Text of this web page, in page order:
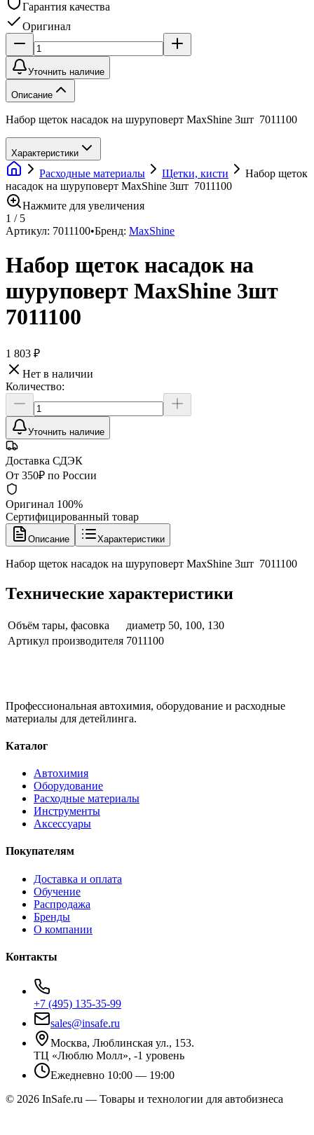
Гарантия качества
Оригинал
Уточнить наличие
Описание
Набор щеток насадок на шуруповерт MaxShine 3шт 7011100
Характеристики
Расходные материалы Щетки, кисти
Набор щеток
насадок на шуруповерт MaxShine 3шт 7011100
Нажмите для увеличения
1 / 5
Артикул: 7011100•Бренд: MaxShine
Набор щеток насадок на
шуруповерт MaxShine 3шт
7011100
1 803 ₽
Нет в наличии
Количество:
Уточнить наличие
Доставка СДЭК
От 350₽ по России
Оригинал 100%
Сертифицированный товар
Описание Характеристики
Набор щеток насадок на шуруповерт MaxShine 3шт 7011100
Технические характеристики
Объём тары, фасовка
диаметр 50, 100, 130
Артикул производителя 7011100
Профессиональная автохимия, оборудование и расходные
материалы для детейлинга.
Каталог
Автохимия
Оборудование
Расходные материалы
Инструменты
Аксессуары
Покупателям
Доставка и оплата
Обучение
Распродажа
Бренды
О компании
Контакты
+7 (495) 135-35-99
sales@insafe.ru
Москва, Люблинская ул., 153.
ТЦ «Люблю Молл», -1 уровень
Ежедневно 10:00 — 19:00
© 2026 InSafe.ru — Товары и технологии для автобизнеса